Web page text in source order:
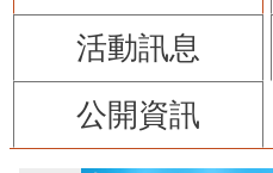
活動訊息
公開資訊